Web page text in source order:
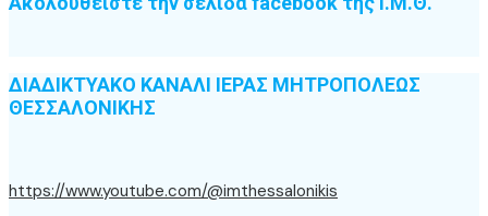
ΔΙΑΔΙΚΤΥΑΚΟ ΚΑΝΑΛΙ ΙΕΡΑΣ ΜΗΤΡΟΠΟΛΕΩΣ
ΘΕΣΣΑΛΟΝΙΚΗΣ
https://www.youtube.com/@imthessalonikis